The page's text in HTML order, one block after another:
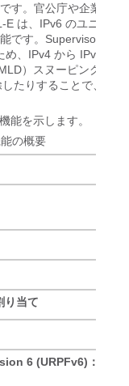
す。官公庁や企業な
は、IPv6 のユニキ
です。Supervisor
、IPv4 から IPv6 へ
）スヌーピングを
たりすることで、パ
能を示します。
の概要
り当て
6 (URPFv6)：スト